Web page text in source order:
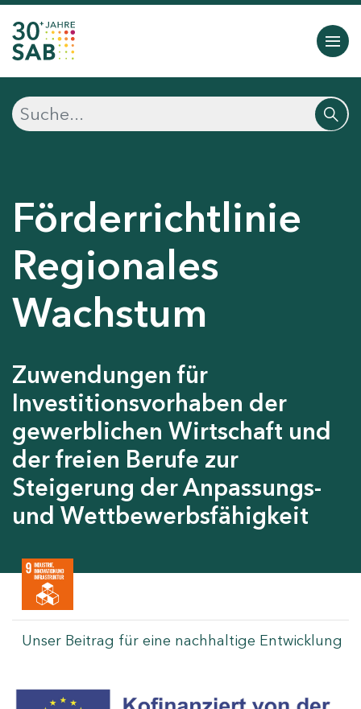
Förderrichtlinie
Regionales
Wachstum
Zuwendungen für
Investitionsvorhaben der
gewerblichen Wirtschaft und
der freien Berufe zur
Steigerung der Anpassungs-
und Wettbewerbsfähigkeit
Unser Beitrag für eine nachhaltige Entwicklung